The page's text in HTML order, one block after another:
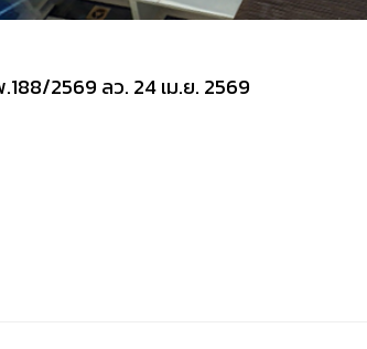
2569 ลว. 24 เม.ย. 2569